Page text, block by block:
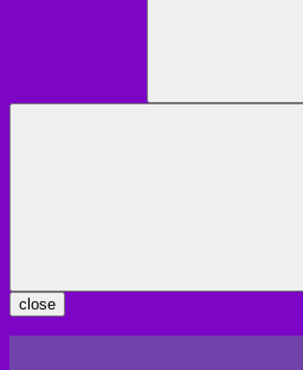
close